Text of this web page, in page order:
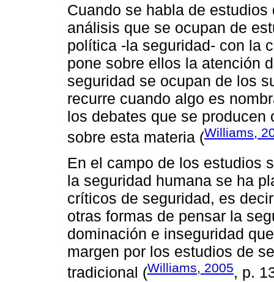
Cuando se habla de
análisis que se ocupan de
política -la seguridad- con la
pone sobre ellos la atención
seguridad se ocupan de los
recurre cuando algo es
los debates que se
sobre esta materia (Williams,
En el campo de los estudios
la seguridad humana se ha
críticos de seguridad, es
otras formas de pensar la
dominación e inseguridad
margen por los estudios de
tradicional (Williams, 2005, p.